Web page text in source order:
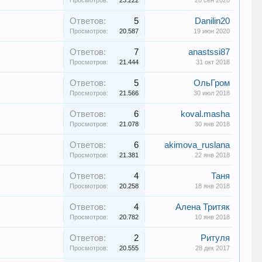
Ответов: 5
Просмотров: 20.587
Danilin20
19 июн 2020
Ответов: 7
Просмотров: 21.444
anastssi87
31 окт 2018
Ответов: 5
Просмотров: 21.566
ОльГром
30 июл 2018
Ответов: 6
Просмотров: 21.078
koval.masha
30 янв 2018
Ответов: 6
Просмотров: 21.381
akimova_ruslana
22 янв 2018
Ответов: 4
Просмотров: 20.258
Таня
18 янв 2018
Ответов: 4
Просмотров: 20.782
Алена Тритяк
10 янв 2018
Ответов: 2
Просмотров: 20.555
Ритуля
28 дек 2017